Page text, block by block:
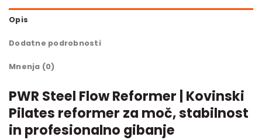
Opis
Dodatne podrobnosti
Mnenja (0)
PWR Steel Flow Reformer | Kovinski
Pilates reformer za moč, stabilnost
in profesionalno gibanje